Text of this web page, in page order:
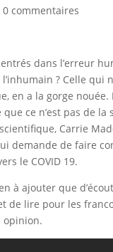
0 commentaires
dans l’erreur
? Celle qui
en a la gorge nouée.
ce n’est pas de la
Carrie
demande de faire
le COVID 19.
à ajouter que
de lire pour les
opinion.